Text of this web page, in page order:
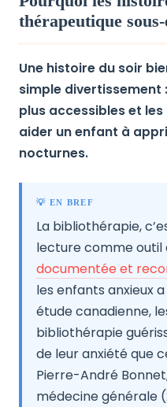
thérapeutique
Une histoire du soir
simple divertissement
plus accessibles et
aider un enfant à
nocturnes.
💡 EN BREF
La bibliothérapie,
lecture comme outil
documentée et
les enfants anxieux
étude canadienne,
bibliothérapie
de leur anxiété que
Pierre-André
médecine générale